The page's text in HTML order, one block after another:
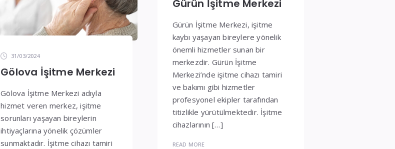
Gürün İşitme Merkezi
Gürün İşitme Merkezi, işitme
kaybı yaşayan bireylere yönelik
önemli hizmetler sunan bir
merkezdir. Gürün İşitme
Merkezi’nde işitme cihazı tamiri
ve bakımı gibi hizmetler
profesyonel ekipler tarafından
titizlikle yürütülmektedir. İşitme
cihazlarının […]
READ MORE
31/03/2024
Gölova İşitme Merkezi
Gölova İşitme Merkezi adıyla
hizmet veren merkez, işitme
sorunları yaşayan bireylerin
ihtiyaçlarına yönelik çözümler
sunmaktadır. İşitme cihazı tamiri